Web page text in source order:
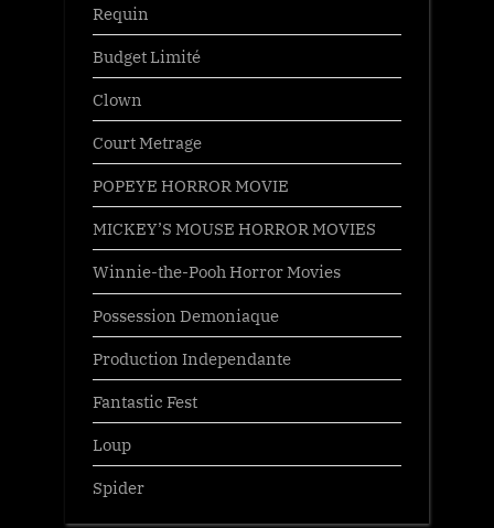
Requin
Budget Limité
Clown
Court Metrage
POPEYE HORROR MOVIE
MICKEY’S MOUSE HORROR MOVIES
Winnie-the-Pooh Horror Movies
Possession Demoniaque
Production Independante
Fantastic Fest
Loup
Spider